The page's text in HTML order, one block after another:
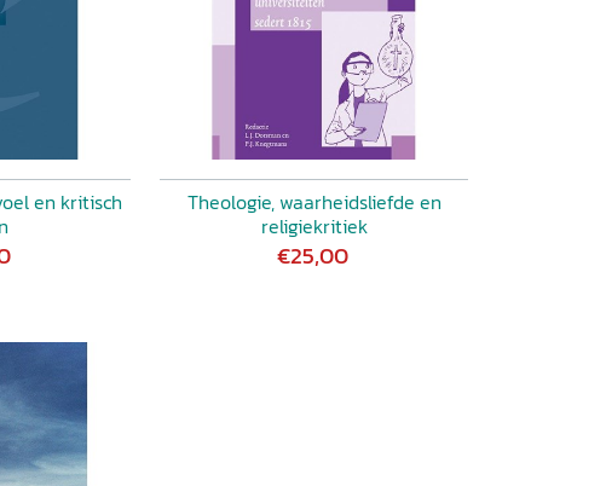
en kritisch
Theologie, waarheidsliefde en
religiekritiek
€25,00